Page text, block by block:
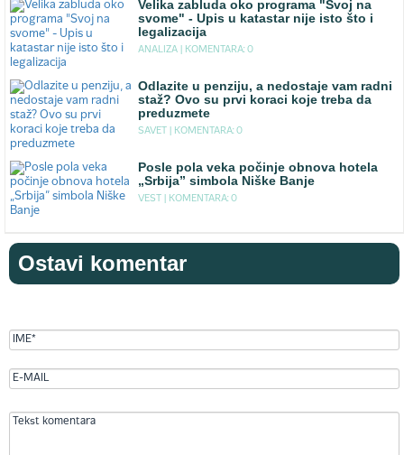
Velika zabluda oko programa "Svoj na
svome" - Upis u katastar nije isto što i
legalizacija
ANALIZA | KOMENTARA: 0
Odlazite u penziju, a nedostaje vam radni
staž? Ovo su prvi koraci koje treba da
preduzmete
SAVET | KOMENTARA: 0
Posle pola veka počinje obnova hotela
„Srbija” simbola Niške Banje
VEST | KOMENTARA: 0
Ostavi komentar